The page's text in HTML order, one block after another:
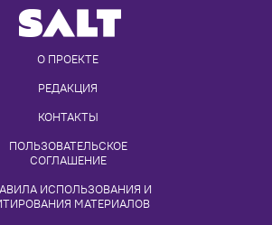
О ПРОЕКТЕ
РЕДАКЦИЯ
КОНТАКТЫ
ПОЛЬЗОВАТЕЛЬСКОЕ
СОГЛАШЕНИЕ
ИСПОЛЬЗОВАНИЯ И
МАТЕРИАЛОВ